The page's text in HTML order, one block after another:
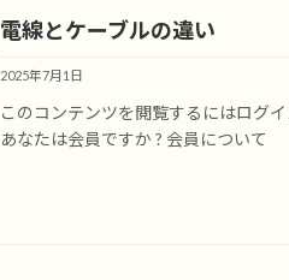
電線とケーブルの違い
2025年7月1日
このコンテンツを閲覧するにはログ
あなたは会員ですか ? 会員について